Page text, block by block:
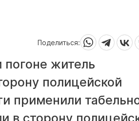
Поделиться:
житель
полицейской
применили
в сторону